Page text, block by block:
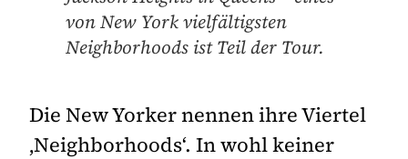
von New York vielfältigsten
Neighborhoods ist Teil der Tour.
Die New Yorker nennen ihre Viertel
‚Neighborhoods‘. In wohl keiner